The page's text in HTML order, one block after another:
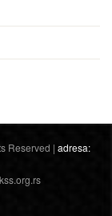
Reserved | adresa: